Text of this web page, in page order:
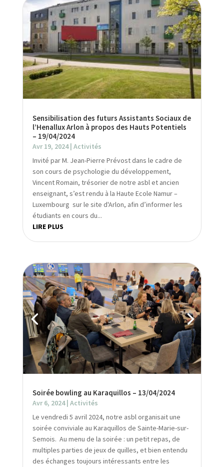
Sensibilisation des futurs Assistants Sociaux de
l’Henallux Arlon à propos des Hauts Potentiels
– 19/04/2024
Avr 19, 2024| Activités
Invité par M. Jean-Pierre Prévost dans le cadre de
son cours de psychologie du développement,
Vincent Romain, trésorier de notre asbl et ancien
enseignant, s’est rendu à la Haute Ecole Namur –
Luxembourg sur le site d'Arlon, afin d’informer les
étudiants en cours du...
LIRE PLUS
Soirée bowling au Karaquillos – 13/04/2024
Avr 6, 2024| Activités
Le vendredi 5 avril 2024, notre asbl organisait une
soirée conviviale au Karaquillos de Sainte-Marie-sur-
Semois. Au menu de la soirée : un petit repas, de
multiples parties de jeux de quilles, et bien entendu
des échanges toujours intéressants entre les